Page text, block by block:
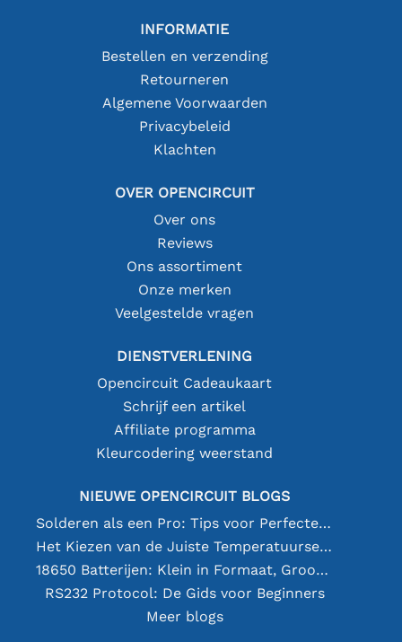
INFORMATIE
Bestellen en verzending
Retourneren
Algemene Voorwaarden
Privacybeleid
Klachten
OVER OPENCIRCUIT
Over ons
Reviews
Ons assortiment
Onze merken
Veelgestelde vragen
DIENSTVERLENING
Opencircuit Cadeaukaart
Schrijf een artikel
Affiliate programma
Kleurcodering weerstand
NIEUWE OPENCIRCUIT BLOGS
Solderen als een Pro: Tips voor Perfecte Elektronische Verbindingen
Het Kiezen van de Juiste Temperatuursensor [youtube]
18650 Batterijen: Klein in Formaat, Groot in Prestatie
RS232 Protocol: De Gids voor Beginners
Meer blogs